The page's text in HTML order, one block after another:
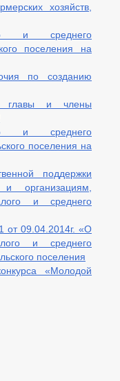
хозяйств,
и среднего
поселения на
по созданию
главы и члены
и среднего
поселения на
поддержки
организациям,
и среднего
от 09.04.2014г. «О
и среднего
поселения
«Молодой